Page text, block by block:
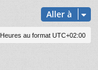
Aller à
Heures au format UTC+02:00